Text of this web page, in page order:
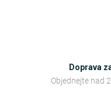
Doprava
Objednejte nad